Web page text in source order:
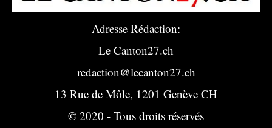
Adresse Rédaction:
Le Canton27.ch
redaction@lecanton27.ch
13 Rue de Môle, 1201 Genève CH
© 2020 - Tous droits réservés